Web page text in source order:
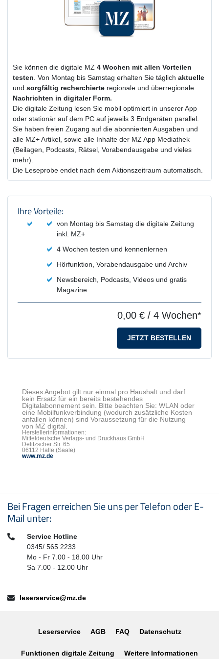
Sie können die digitale MZ 4 Wochen mit allen Vorteilen
testen. Von Montag bis Samstag erhalten Sie täglich aktuelle
und sorgfältig recherchierte regionale und überregionale
Nachrichten in digitaler Form.
Die digitale Zeitung lesen Sie mobil optimiert in unserer App
oder stationär auf dem PC auf jeweils 3 Endgeräten parallel.
Sie haben freien Zugang auf die abonnierten Ausgaben und
alle MZ+ Artikel, sowie alle Inhalte der MZ App Mediathek
(Beilagen, Podcasts, Rätsel, Vorabendausgabe und vieles
mehr).
Die Leseprobe endet nach dem Aktionszeitraum automatisch.
Produktzusammenfassung und
Ihre Vorteile:
von Montag bis Samstag die digitale Zeitung
inkl. MZ+
4 Wochen testen und kennenlernen
Hörfunktion, Vorabendausgabe und Archiv
Newsbereich, Podcasts, Videos und gratis
Magazine
0,00 € / 4 Wochen*
JETZT BESTELLEN
Dieses Angebot gilt nur einmal pro Haushalt und darf
kein Ersatz für ein bereits bestehendes
Digitalabonnement sein. Bitte beachten Sie: WLAN oder
eine Mobilfunkverbindung (wodurch zusätzliche Kosten
anfallen können) sind Voraussetzung für die Nutzung
von MZ digital.
Herstellerinformationen:
Mitteldeutsche Verlags- und Druckhaus GmbH
Delitzscher Str. 65
06112 Halle (Saale)
www.mz.de
Seitenfußbereich
Bei Fragen erreichen Sie uns per Telefon oder E-
Mail unter:
Telefon:Service Hotline
0345/ 565 2233
Mo - Fr 7.00 - 18.00 Uhr
Sa 7.00 - 12.00 Uhr
E-Mail:leserservice@mz.de
Leserservice AGB FAQ Datenschutz
Funktionen digitale Zeitung Weitere Informationen